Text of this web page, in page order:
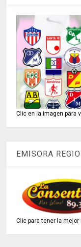
Clic en la imagen para
EMISORA
Clic para tener la